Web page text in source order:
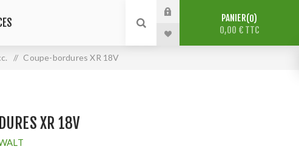
PANIER 0
0,00 € TTC
/ Coupe-bordures XR 18V
XR 18V